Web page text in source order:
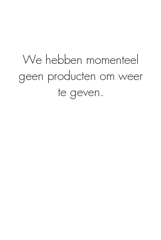
We hebben momenteel
geen producten om weer
te geven.